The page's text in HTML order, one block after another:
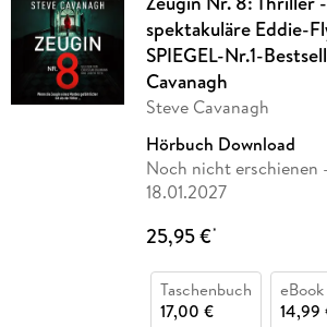
spektakuläre Eddie-
SPIEGEL-Nr.1-
Cavanagh
Steve Cavanagh
Hörbuch Download
Noch nicht erschienen
18.01.2027
25,95 €*
Taschenbuch
17,00 €
14,99